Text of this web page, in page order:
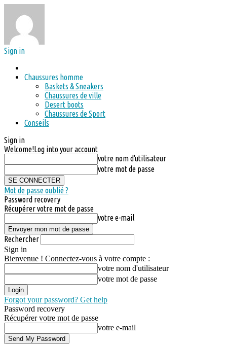
Sign in
Chaussures homme
Baskets & Sneakers
Chaussures de ville
Desert boots
Chaussures de Sport
Conseils
Sign in
Welcome!Log into your account
votre nom d'utilisateur
votre mot de passe
Mot de passe oublié ?
Password recovery
Récupérer votre mot de passe
votre e-mail
Rechercher
Sign in
Bienvenue ! Connectez-vous à votre compte :
votre nom d'utilisateur
votre mot de passe
Forgot your password? Get help
Password recovery
Récupérer votre mot de passe
votre e-mail